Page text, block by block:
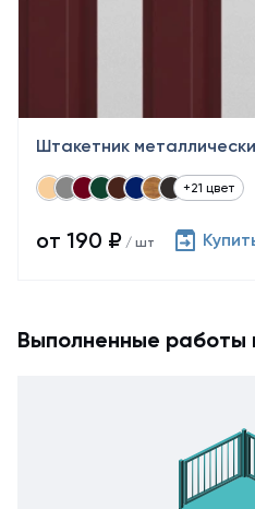
Штакетник
+21 цвет
от 190 ₽ / шт
Выполненные работы